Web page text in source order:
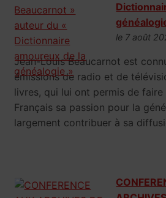
le 7 août
Jean-Louis Beaucarnot est
émissions de radio et de
livres, qui lui ont permis de
Français sa passion pour la
largement contribuer à sa